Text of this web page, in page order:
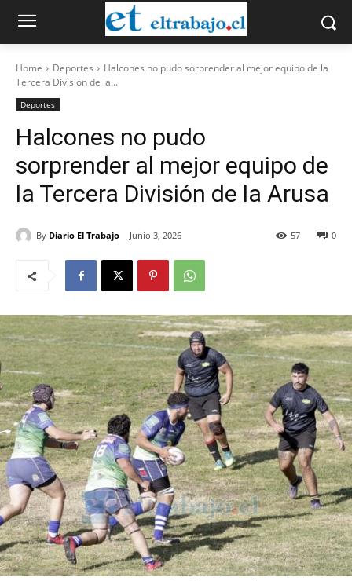
Home Deportes
Halcones no pudo sorprender al mejor equipo de la
Tercera División de la...
Deportes
Halcones no pudo
sorprender al mejor equipo de
la Tercera División de la Arusa
By Diario El Trabajo Junio 3, 2026 0
57